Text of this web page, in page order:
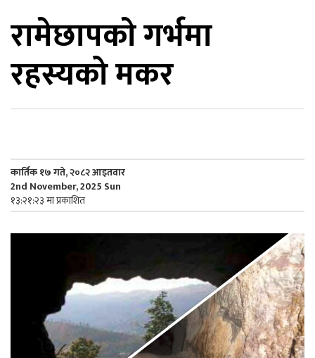
रामेछापकाे गर्भमा
रहस्यको मकर
कार्तिक १७ गते, २०८२ आइतवार
2nd November, 2025 Sun
१३:२१:२३ मा प्रकाशित